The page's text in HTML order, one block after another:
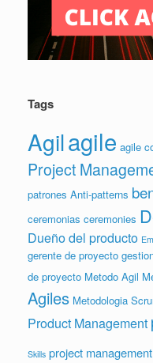
Tags
Agilagile agile
Project
patrones Anti-patterns
ceremonias ceremonies
Dueño del producto
gerente de proyecto
de proyecto Metodo Agil
Agiles Metodologia
Product Management
Skills project management